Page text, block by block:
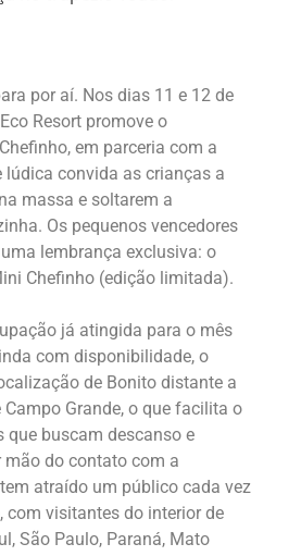
por aí. Nos dias 11 e 12 de
Resort promove o
em parceria com a
lúdica convida as crianças a
massa e soltarem a
Os pequenos vencedores
lembrança exclusiva: o
Chefinho (edição limitada).
já atingida para o mês
com disponibilidade, o
de Bonito distante a
Grande, o que facilita o
que buscam descanso e
mão do contato com a
atraído um público cada vez
com visitantes do interior de
São Paulo, Paraná, Mato